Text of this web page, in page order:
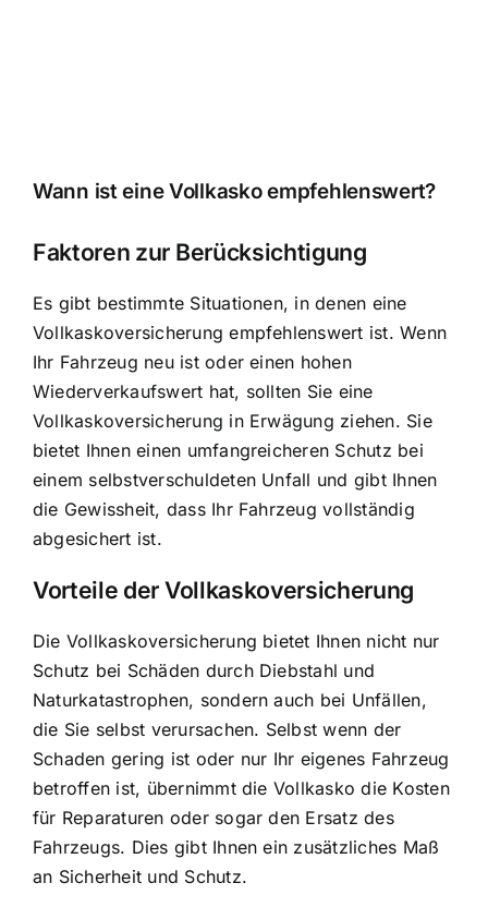
Wann ist eine Vollkasko empfehlenswert?
Faktoren zur Berücksichtigung
Es gibt bestimmte Situationen, in denen eine
Vollkaskoversicherung empfehlenswert ist. Wenn
Ihr Fahrzeug neu ist oder einen hohen
Wiederverkaufswert hat, sollten Sie eine
Vollkaskoversicherung in Erwägung ziehen. Sie
bietet Ihnen einen umfangreicheren Schutz bei
einem selbstverschuldeten Unfall und gibt Ihnen
die Gewissheit, dass Ihr Fahrzeug vollständig
abgesichert ist.
Vorteile der Vollkaskoversicherung
Die Vollkaskoversicherung bietet Ihnen nicht nur
Schutz bei Schäden durch Diebstahl und
Naturkatastrophen, sondern auch bei Unfällen,
die Sie selbst verursachen. Selbst wenn der
Schaden gering ist oder nur Ihr eigenes Fahrzeug
betroffen ist, übernimmt die Vollkasko die Kosten
für Reparaturen oder sogar den Ersatz des
Fahrzeugs. Dies gibt Ihnen ein zusätzliches Maß
an Sicherheit und Schutz.